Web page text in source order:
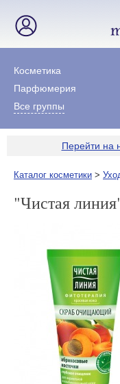
Косметика
Парфюмерия
Все группы
Перейти на
Каталог косметики >
"Чистая